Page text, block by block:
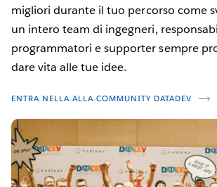
migliori durante il tuo percorso come
un intero team di ingegneri,
programmatori e supporter sempre
dare vita alle tue idee.
ENTRA NELLA ALLA COMMUNITY DATADEV